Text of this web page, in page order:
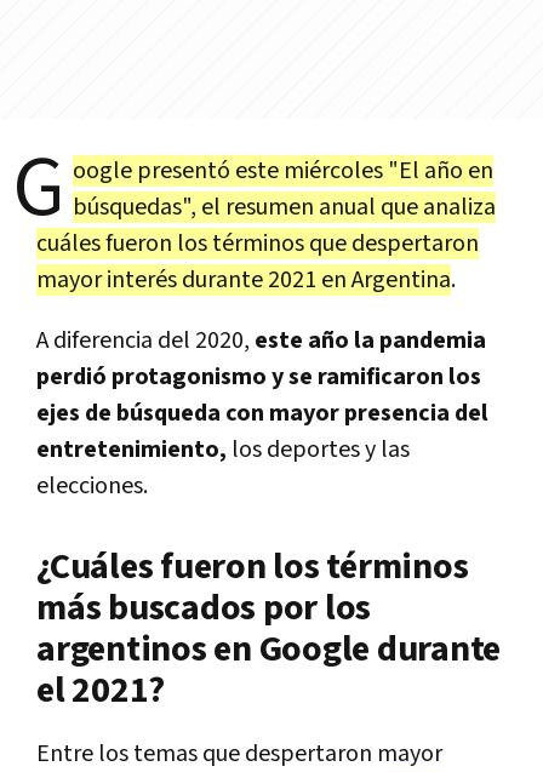
G oogle presentó este miércoles "El año en
búsquedas", el resumen anual que analiza
cuáles fueron los términos que despertaron
mayor interés durante 2021 en Argentina.
A diferencia del 2020, este año la pandemia
perdió protagonismo y se ramificaron los
ejes de búsqueda con mayor presencia del
entretenimiento, los deportes y las
elecciones.
¿Cuáles fueron los términos
más buscados por los
argentinos en Google durante
el 2021?
Entre los temas que despertaron mayor